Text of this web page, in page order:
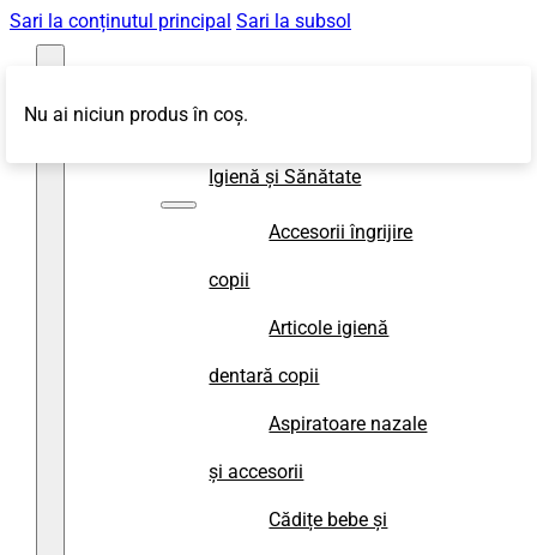
Sari la conținutul principal Sari la subsol
Igienă și Sănătate
Accesorii îngrijire
copii
Articole igienă
dentară copii
Aspiratoare nazale
și accesorii
Cădițe bebe și
Nu ai niciun produs în coș.